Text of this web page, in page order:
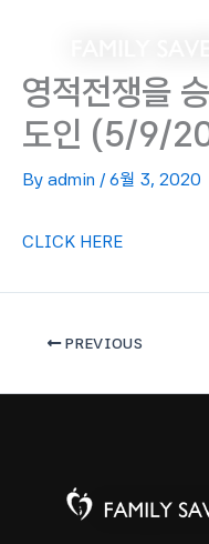
영적전쟁을
도인 (5/9/
By admin / 6월 3, 2020
CLICK HERE
PREVIOUS